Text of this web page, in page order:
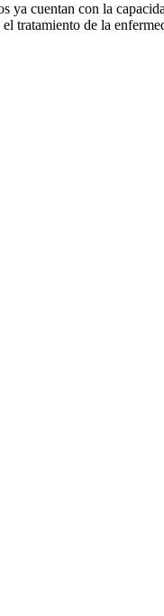
cuentan con la
tratamiento de la